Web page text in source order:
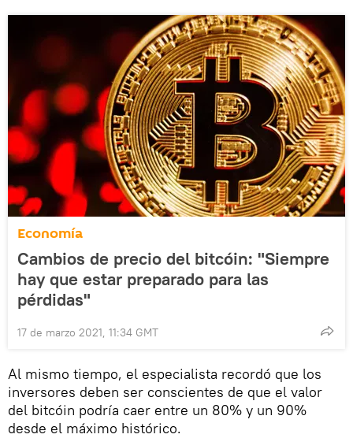
Economía
Cambios de precio del bitcóin: "Siempre
hay que estar preparado para las
pérdidas"
17 de marzo 2021, 11:34 GMT
Al mismo tiempo, el especialista recordó que los
inversores deben ser conscientes de que el valor
del bitcóin podría caer entre un 80% y un 90%
desde el máximo histórico.